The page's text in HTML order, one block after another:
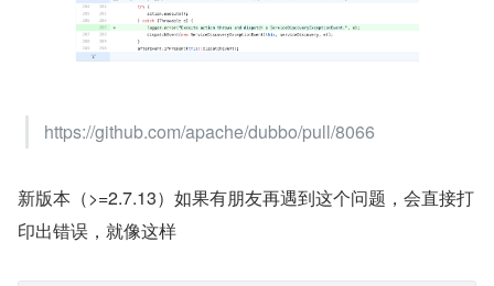
https://github.com/apache/dubbo/pull/8066
新版本（>=2.7.13）如果有朋友再遇到这个问题，会直接打
印出错误，就像这样